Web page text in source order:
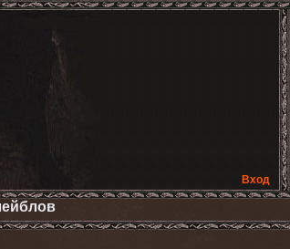
Вход